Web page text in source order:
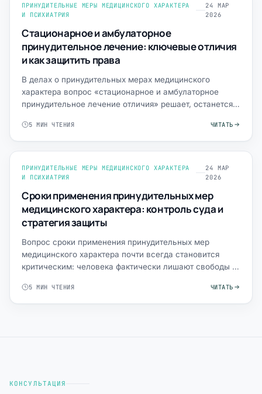
ПРИНУДИТЕЛЬНЫЕ МЕРЫ МЕДИЦИНСКОГО ХАРАКТЕРА
И ПСИХИАТРИЯ
24 МАР
2026
Стационарное и амбулаторное
принудительное лечение: ключевые отличия
и как защитить права
В делах о принудительных мерах медицинского
характера вопрос «стационарное и амбулаторное
принудительное лечение отличия» решает, останется
5 МИН ЧТЕНИЯ ЧИТАТЬ
ПРИНУДИТЕЛЬНЫЕ МЕРЫ МЕДИЦИНСКОГО ХАРАКТЕРА
И ПСИХИАТРИЯ
24 МАР
2026
Сроки применения принудительных мер
медицинского характера: контроль суда и
стратегия защиты
Вопрос сроки применения принудительных мер
медицинского характера почти всегда становится
критическим: человека фактически лишают свободы и
5 МИН ЧТЕНИЯ ЧИТАТЬ
КОНСУЛЬТАЦИЯ